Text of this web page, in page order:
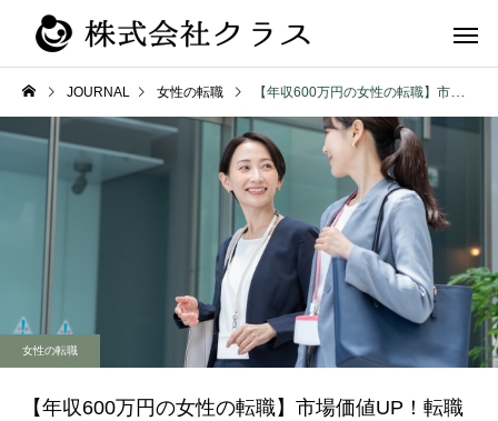
新卒
第二新卒・メ
ラス
JOURNAL 女性の転職 【年収600万円の女性の転職】市場価値UP！転職を成功させる方法
女性の転職
【年収600万円の女性の転職】市場価値UP！転職